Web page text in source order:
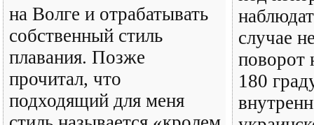
на Волге и отрабатывать
собственный стиль
плавания. Позже
прочитал, что
подходящий для меня
случае
поворот
180